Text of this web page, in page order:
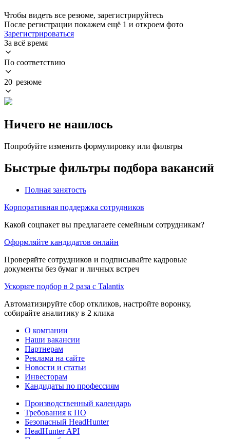
Чтобы видеть все резюме, зарегистрируйтесь
После регистрации покажем ещё 1 и откроем фото
Зарегистрироваться
За всё время
По соответствию
20 резюме
Ничего не нашлось
Попробуйте изменить формулировку или фильтры
Быстрые фильтры подбора вакансий
Полная занятость
Корпоративная поддержка сотрудников
Какой соцпакет вы предлагаете семейным сотрудникам?
Оформляйте кандидатов онлайн
Проверяйте сотрудников и подписывайте кадровые
документы без бумаг и личных встреч
Ускорьте подбор в 2 раза с Talantix
Автоматизируйте сбор откликов, настройте воронку,
собирайте аналитику в 2 клика
О компании
Наши вакансии
Партнерам
Реклама на сайте
Новости и статьи
Инвесторам
Кандидаты по профессиям
Производственный календарь
Требования к ПО
Безопасный HeadHunter
HeadHunter API